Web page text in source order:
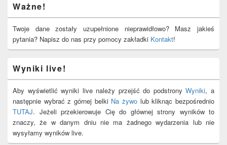
Sidebar
Widget
Area
Ważne!
Twoje dane zostały uzupełnione nieprawidłowo? Masz jakieś
pytania? Napisz do nas przy pomocy zakładki Kontakt!
Wyniki live!
Aby wyświetlić wyniki live należy przejść do podstronyWyniki, a
następnie wybrać z górnej belki Na żywo lub kliknąc bezpośrednio
TUTAJ. Jeżeli przekierowuje Cię do głównej strony wyników to
znaczy, że w danym dniu nie ma żadnego wydarzenia lub nie
wysyłamy wyników live.